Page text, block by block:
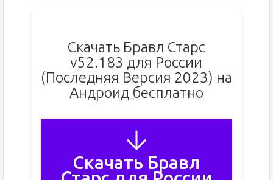
Скачать Бравл Старс
v52.183 для России
(Последняя Версия 2023) на
Андроид бесплатно
Скачать Бравл